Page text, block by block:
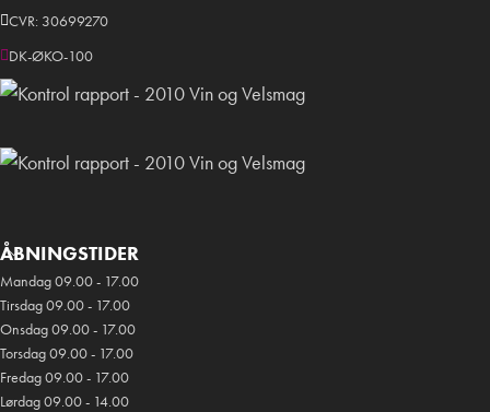
CVR: 30699270
DK-ØKO-100
ÅBNINGSTIDER
Mandag 09.00 - 17.00
Tirsdag 09.00 - 17.00
Onsdag 09.00 - 17.00
Torsdag 09.00 - 17.00
Fredag 09.00 - 17.00
Lørdag 09.00 - 14.00